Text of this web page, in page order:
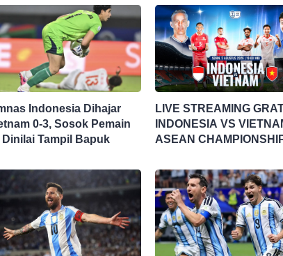
Indonesia Dihajar
0-3, Sosok Pemain
Dinilai Tampil Bapuk
LIVE STREAMING
INDONESIA VS
ASEAN